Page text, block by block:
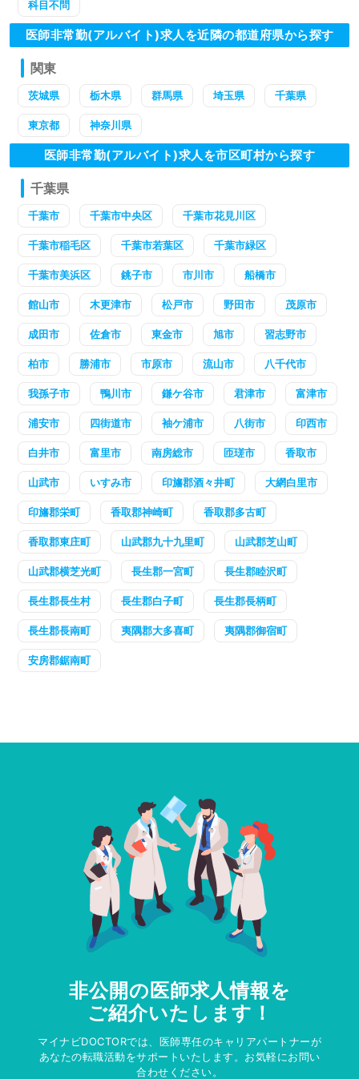
科目不問
医師非常勤(アルバイト)求人を近隣の都道府県から探す
関東
茨城県 栃木県 群馬県 埼玉県 千葉県
東京都 神奈川県
医師非常勤(アルバイト)求人を市区町村から探す
千葉県
千葉市 千葉市中央区 千葉市花見川区
千葉市稲毛区 千葉市若葉区 千葉市緑区
千葉市美浜区 銚子市 市川市 船橋市
館山市 木更津市 松戸市 野田市 茂原市
成田市 佐倉市 東金市 旭市 習志野市
柏市 勝浦市 市原市 流山市 八千代市
我孫子市 鴨川市 鎌ケ谷市 君津市 富津市
浦安市 四街道市 袖ケ浦市 八街市 印西市
白井市 富里市 南房総市 匝瑳市 香取市
山武市 いすみ市 印旛郡酒々井町 大網白里市
印旛郡栄町 香取郡神崎町 香取郡多古町
香取郡東庄町 山武郡九十九里町 山武郡芝山町
山武郡横芝光町 長生郡一宮町 長生郡睦沢町
長生郡長生村 長生郡白子町 長生郡長柄町
長生郡長南町 夷隅郡大多喜町 夷隅郡御宿町
安房郡鋸南町
非公開の医師求人情報を
ご紹介いたします！
マイナビDOCTORでは、医師専任のキャリアパートナーが
あなたの転職活動をサポートいたします。お気軽にお問い
合わせください。